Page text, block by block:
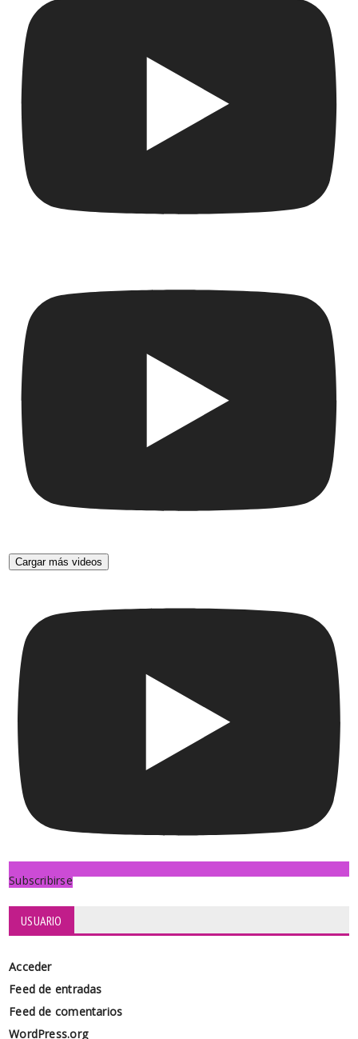
Cargar más videos
Subscribirse
USUARIO
Acceder
Feed de entradas
Feed de comentarios
WordPress.org